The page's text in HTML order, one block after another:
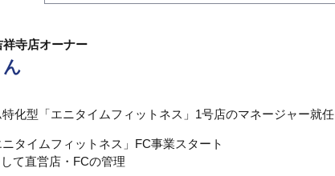
寺店オーナー
特化型「エニタイムフィットネス」1号店のマネージャー就任
タイムフィットネス」FC事業スタート
て直営店・FCの管理